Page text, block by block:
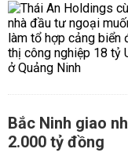
Bắc Ninh giao
2.000 tỷ đồng